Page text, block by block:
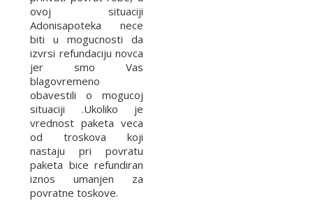
ovoj situaciji
Adonisapoteka nece
biti u mogucnosti da
izvrsi refundaciju novca
jer smo Vas
blagovremeno
obavestili o mogucoj
situaciji .Ukoliko je
vrednost paketa veca
od troskova koji
nastaju pri povratu
paketa bice refundiran
iznos umanjen za
povratne toskove.